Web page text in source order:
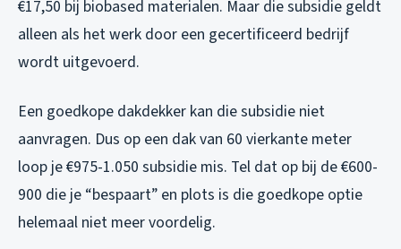
€17,50 bij biobased materialen. Maar die subsidie geldt
alleen als het werk door een gecertificeerd bedrijf
wordt uitgevoerd.
Een goedkope dakdekker kan die subsidie niet
aanvragen. Dus op een dak van 60 vierkante meter
loop je €975-1.050 subsidie mis. Tel dat op bij de €600-
900 die je “bespaart” en plots is die goedkope optie
helemaal niet meer voordelig.